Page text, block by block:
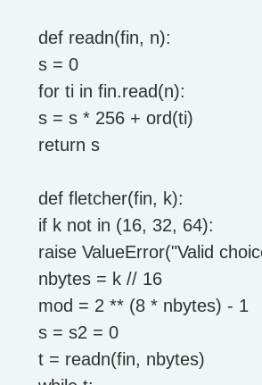
def readn(fin, n):
s = 0
for ti in fin.read(n):
s = s * 256 + ord(ti)
return s
def fletcher(fin, k):
if k not in (16, 32, 64):
raise ValueError("Valid
nbytes = k // 16
mod = 2 ** (8 * nbytes) - 1
s = s2 = 0
t = readn(fin, nbytes)